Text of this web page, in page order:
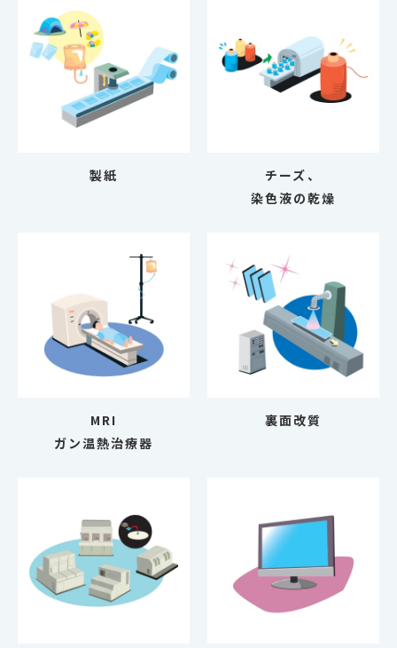
製紙
チーズ、
染色液の乾燥
MRI
ガン温熱治療器
裏面改質